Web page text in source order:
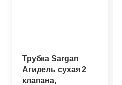
Трубка Sargan
Агидель cухая 2
клапана,